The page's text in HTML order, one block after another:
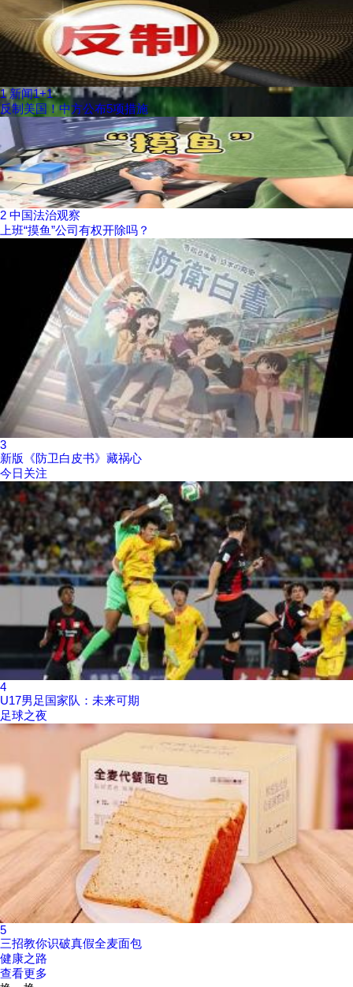
1 新闻1+1
反制美国！中方公布5项措施
2 中国法治观察
上班“摸鱼”公司有权开除吗？
3
新版《防卫白皮书》藏祸心
今日关注
4
U17男足国家队：未来可期
足球之夜
5
三招教你识破真假全麦面包
健康之路
查看更多